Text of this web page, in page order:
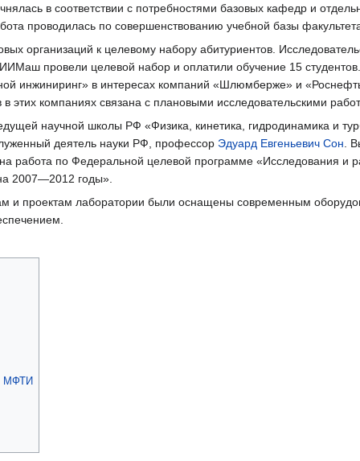
в соответствии с потребностями базовых кафедр и
проводилась по совершенствованию учебной базы
организаций к целевому набору абитуриентов.
провели целевой набор и оплатили обучение 15 студентов.
инжиниринг» в интересах компаний «Шлюмберже» и
этих компаниях связана с плановыми исследовательскими
научной школы РФ «Физика, кинетика, гидродинамика и
деятель науки РФ, профессор Эдуард Евгеньевич Сон .
работа по Федеральной целевой программе «Исследования и
2007—2012 годы».
и проектам лаборатории были оснащены современным
МФТИ